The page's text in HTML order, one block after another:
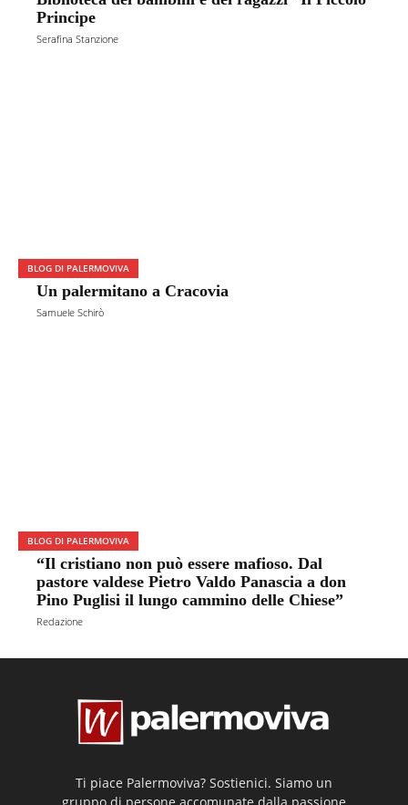
Principe
Serafina Stanzione
BLOG DI PALERMOVIVA
Un palermitano a Cracovia
Samuele Schirò
BLOG DI PALERMOVIVA
“Il cristiano non può essere mafioso. Dal
pastore valdese Pietro Valdo Panascia a don
Pino Puglisi il lungo cammino delle Chiese”
Redazione
Ti piace Palermoviva? Sostienici. Siamo un